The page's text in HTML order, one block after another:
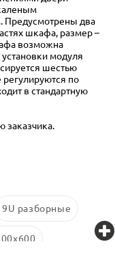
Предусмотрены два
шкафа, размер –
возможна
модуля
шестью
по
в стандартную
заказчика.
9U разборные